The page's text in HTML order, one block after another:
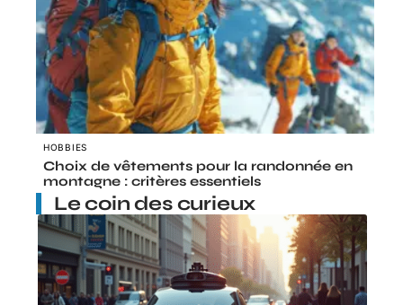
HOBBIES
Choix de vêtements pour la randonnée en
montagne : critères essentiels
Le coin des curieux